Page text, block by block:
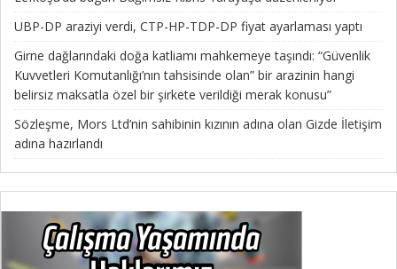
UBP-DP araziyi verdi, CTP-HP-TDP-DP fiyat ayarlaması yaptı
Girne dağlarındaki doğa katliamı mahkemeye taşındı: “Güvenlik
Kuvvetleri Komutanlığı’nın tahsisinde olan” bir arazinin hangi
belirsiz maksatla özel bir şirkete verildiği merak konusu”
Sözleşme, Mors Ltd’nin sahibinin kızının adına olan Gizde İletişim
adına hazırlandı